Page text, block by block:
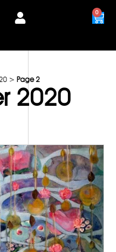
0
> Page 2
2020